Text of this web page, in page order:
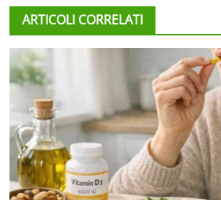
ARTICOLI CORRELATI